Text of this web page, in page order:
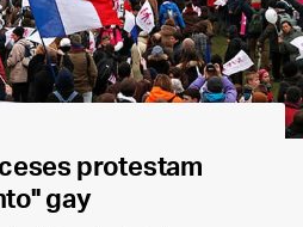
protestam
gay